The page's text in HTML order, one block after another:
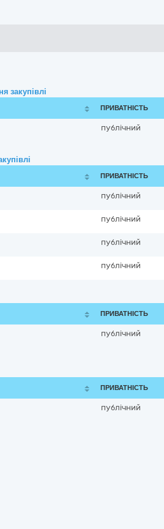
закупівлі
ПРИВАТНІСТЬ
публічний
ПРИВАТНІСТЬ
публічний
публічний
публічний
публічний
ПРИВАТНІСТЬ
публічний
ПРИВАТНІСТЬ
публічний